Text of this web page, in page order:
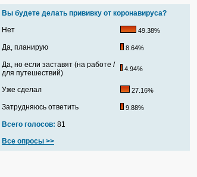
Вы будете делать прививку от коронавируса?
Нет
49.38%
Да, планирую 8.64%
Да, но если заставят (на работе /
для путешествий)
4.94%
Уже сделал 27.16%
Затрудняюсь ответить 9.88%
Всего голосов: 81
Все опросы >>